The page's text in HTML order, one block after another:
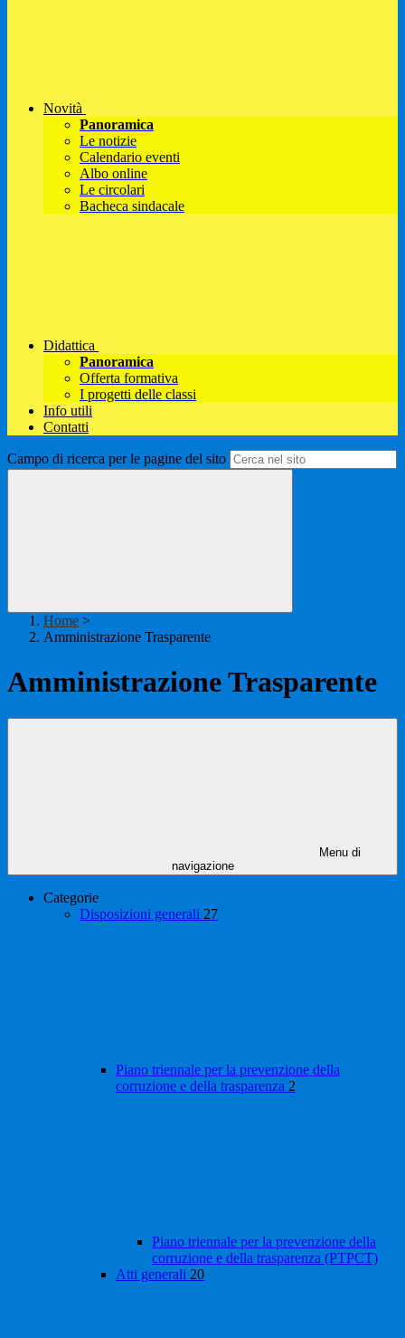
Novità
Panoramica
Le notizie
Calendario eventi
Albo online
Le circolari
Bacheca sindacale
Didattica
Panoramica
Offerta formativa
I progetti delle classi
Info utili
Contatti
Campo di ricerca per le pagine del sito
Home >
Amministrazione Trasparente
Amministrazione Trasparente
Menu di
navigazione
Categorie
Disposizioni generali 27
Piano triennale per la prevenzione della
corruzione e della trasparenza 2
Piano triennale per la prevenzione della
corruzione e della trasparenza (PTPCT)
Atti generali 20